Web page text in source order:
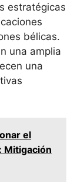
estratégicas
bélicas.
una amplia
una
el
Mitigación